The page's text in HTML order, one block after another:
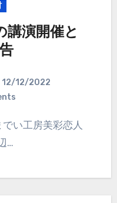
講演開催と
12/12/2022
…